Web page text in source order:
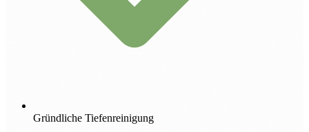
Gründliche Tiefenreinigung